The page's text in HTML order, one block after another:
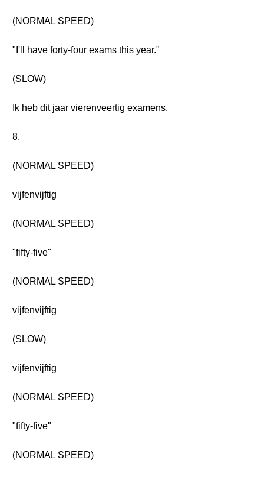
(NORMAL SPEED)
"I'll have forty-four exams this year."
(SLOW)
Ik heb dit jaar vierenveertig examens.
8.
(NORMAL SPEED)
vijfenvijftig
(NORMAL SPEED)
"fifty-five"
(NORMAL SPEED)
vijfenvijftig
(SLOW)
vijfenvijftig
(NORMAL SPEED)
"fifty-five"
(NORMAL SPEED)